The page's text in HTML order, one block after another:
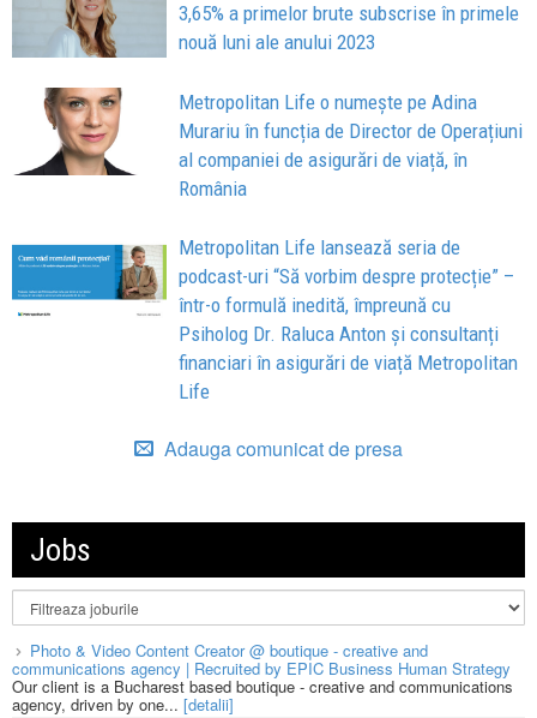
3,65% a primelor brute subscrise în primele
nouă luni ale anului 2023
Metropolitan Life o numește pe Adina
Murariu în funcția de Director de Operațiuni
al companiei de asigurări de viață, în
România
Metropolitan Life lansează seria de
podcast-uri “Să vorbim despre protecție” –
într-o formulă inedită, împreună cu
Psiholog Dr. Raluca Anton și consultanți
financiari în asigurări de viață Metropolitan
Life
Adauga comunicat de presa
Jobs
Photo & Video Content Creator @ boutique - creative and
communications agency | Recruited by EPIC Business Human Strategy
Our client is a Bucharest based boutique - creative and communications
agency, driven by one... [detalii]